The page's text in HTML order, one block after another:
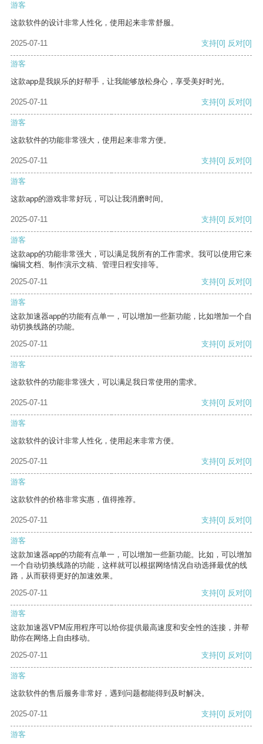
游客
这款软件的设计非常人性化，使用起来非常舒服。
2025-07-11 支持[0] 反对[0]
游客
这款app是我娱乐的好帮手，让我能够放松身心，享受美好时光。
2025-07-11 支持[0] 反对[0]
游客
这款软件的功能非常强大，使用起来非常方便。
2025-07-11 支持[0] 反对[0]
游客
这款app的游戏非常好玩，可以让我消磨时间。
2025-07-11 支持[0] 反对[0]
游客
这款app的功能非常强大，可以满足我所有的工作需求。我可以使用它来
编辑文档、制作演示文稿、管理日程安排等。
2025-07-11
支持[0] 反对[0]
游客
这款加速器app的功能有点单一，可以增加一些新功能，比如增加一个自
动切换线路的功能。
2025-07-11
支持[0] 反对[0]
游客
这款软件的功能非常强大，可以满足我日常使用的需求。
2025-07-11 支持[0] 反对[0]
游客
这款软件的设计非常人性化，使用起来非常方便。
2025-07-11 支持[0] 反对[0]
游客
这款软件的价格非常实惠，值得推荐。
2025-07-11 支持[0] 反对[0]
游客
这款加速器app的功能有点单一，可以增加一些新功能。比如，可以增加
一个自动切换线路的功能，这样就可以根据网络情况自动选择最优的线
路，从而获得更好的加速效果。
2025-07-11
支持[0] 反对[0]
游客
这款加速器VPM应用程序可以给你提供最高速度和安全性的连接，并帮
助你在网络上自由移动。
2025-07-11
支持[0] 反对[0]
游客
这款软件的售后服务非常好，遇到问题都能得到及时解决。
2025-07-11 支持[0] 反对[0]
游客